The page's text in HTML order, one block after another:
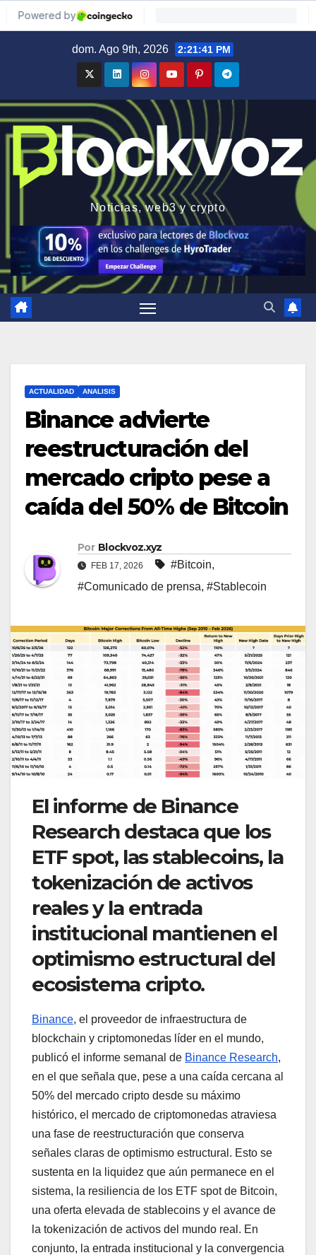
dom. Ago 9th, 2026 2:21:42 PM
Noticias, web3 y crypto
ACTUALIDAD ANALISIS
Binance advierte
reestructuración del
mercado cripto pese a
caída del 50% de Bitcoin
Por Blockvoz.xyz
FEB 17, 2026 #Bitcoin,
#Comunicado de prensa, #Stablecoin
El informe de Binance
Research destaca que los
ETF spot, las stablecoins, la
tokenización de activos
reales y la entrada
institucional mantienen el
optimismo estructural del
ecosistema cripto.
Binance, el proveedor de infraestructura de
blockchain y criptomonedas líder en el mundo,
publicó el informe semanal de Binance Research,
en el que señala que, pese a una caída cercana al
50% del mercado cripto desde su máximo
histórico, el mercado de criptomonedas atraviesa
una fase de reestructuración que conserva
señales claras de optimismo estructural. Esto se
sustenta en la liquidez que aún permanece en el
sistema, la resiliencia de los ETF spot de Bitcoin,
una oferta elevada de stablecoins y el avance de
la tokenización de activos del mundo real. En
conjunto, la entrada institucional y la convergencia